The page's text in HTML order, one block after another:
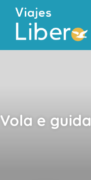
Vola e guida